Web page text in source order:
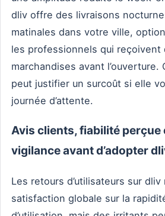
dliv offre des livraisons
matinales dans votre ville,
les professionnels qui reçoivent
marchandises avant
peut justifier un surcoût si elle
journée d’attente.
Avis clients, fiabilité perçue
vigilance avant d’adopter
Les retours d’utilisateurs sur
satisfaction globale sur la